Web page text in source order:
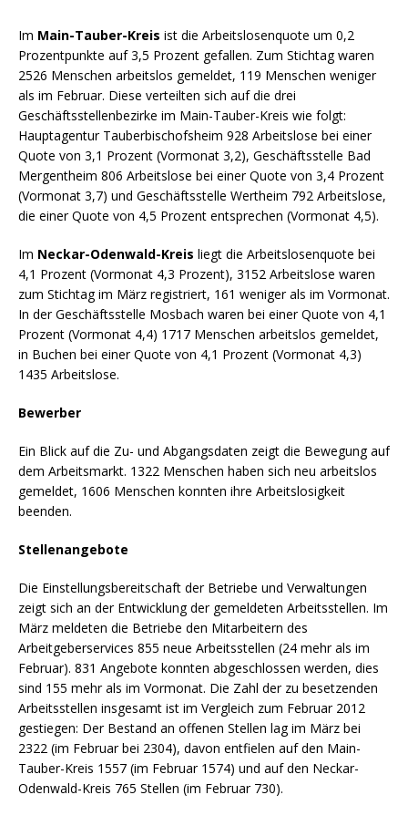
Im Main-Tauber-Kreis ist die Arbeitslosenquote um 0,2
Prozentpunkte auf 3,5 Prozent gefallen. Zum Stichtag waren
2526 Menschen arbeitslos gemeldet, 119 Menschen weniger
als im Februar. Diese verteilten sich auf die drei
Geschäftsstellenbezirke im Main-Tauber-Kreis wie folgt:
Hauptagentur Tauberbischofsheim 928 Arbeitslose bei einer
Quote von 3,1 Prozent (Vormonat 3,2), Geschäftsstelle Bad
Mergentheim 806 Arbeitslose bei einer Quote von 3,4 Prozent
(Vormonat 3,7) und Geschäftsstelle Wertheim 792 Arbeitslose,
die einer Quote von 4,5 Prozent entsprechen (Vormonat 4,5).
Im Neckar-Odenwald-Kreis liegt die Arbeitslosenquote bei
4,1 Prozent (Vormonat 4,3 Prozent), 3152 Arbeitslose waren
zum Stichtag im März registriert, 161 weniger als im Vormonat.
In der Geschäftsstelle Mosbach waren bei einer Quote von 4,1
Prozent (Vormonat 4,4) 1717 Menschen arbeitslos gemeldet,
in Buchen bei einer Quote von 4,1 Prozent (Vormonat 4,3)
1435 Arbeitslose.
Bewerber
Ein Blick auf die Zu- und Abgangsdaten zeigt die Bewegung auf
dem Arbeitsmarkt. 1322 Menschen haben sich neu arbeitslos
gemeldet, 1606 Menschen konnten ihre Arbeitslosigkeit
beenden.
Stellenangebote
Die Einstellungsbereitschaft der Betriebe und Verwaltungen
zeigt sich an der Entwicklung der gemeldeten Arbeitsstellen. Im
März meldeten die Betriebe den Mitarbeitern des
Arbeitgeberservices 855 neue Arbeitsstellen (24 mehr als im
Februar). 831 Angebote konnten abgeschlossen werden, dies
sind 155 mehr als im Vormonat. Die Zahl der zu besetzenden
Arbeitsstellen insgesamt ist im Vergleich zum Februar 2012
gestiegen: Der Bestand an offenen Stellen lag im März bei
2322 (im Februar bei 2304), davon entfielen auf den Main-
Tauber-Kreis 1557 (im Februar 1574) und auf den Neckar-
Odenwald-Kreis 765 Stellen (im Februar 730).